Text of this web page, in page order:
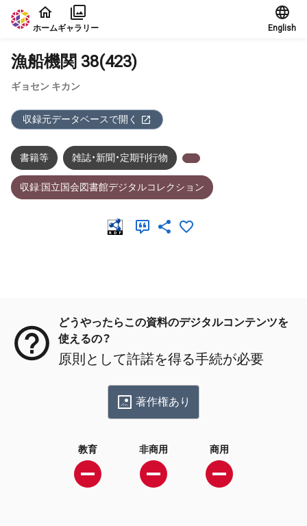
本文に飛ぶ
ホームギャラリー English
漁船機関 38(423)
ギョセン キカン
収録元データベースで開く
書籍等 雑誌・新聞・定期刊行物
収録:国立国会図書館デジタルコレクション
どうやったらこの資料のデジタルコンテンツを
使えるの？
原則として許諾を得る手続が必要
著作権あり
教育 非商用 商用